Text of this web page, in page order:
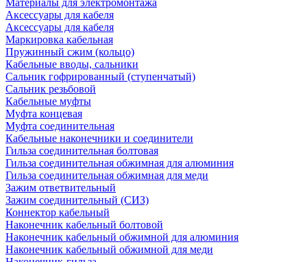
Материалы для электромонтажа
Аксессуары для кабеля
Аксессуары для кабеля
Маркировка кабельная
Пружинный сжим (кольцо)
Кабельные вводы, сальники
Сальник гофрированный (ступенчатый)
Сальник резьбовой
Кабельные муфты
Муфта концевая
Муфта соединительная
Кабельные наконечники и соединители
Гильза соединительная болтовая
Гильза соединительная обжимная для алюминия
Гильза соединительная обжимная для меди
Зажим ответвительный
Зажим соединительный (СИЗ)
Коннектор кабельный
Наконечник кабельный болтовой
Наконечник кабельный обжимной для алюминия
Наконечник кабельный обжимной для меди